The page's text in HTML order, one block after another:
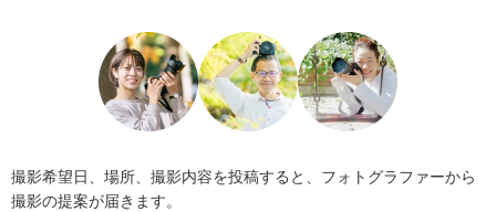
撮影希望日、場所、撮影内容を投稿すると、フォトグラファーから
撮影の提案が届きます。